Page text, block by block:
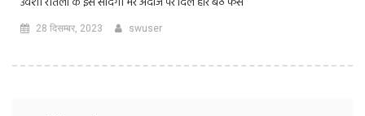
28 दिसम्बर, 2023 swuser